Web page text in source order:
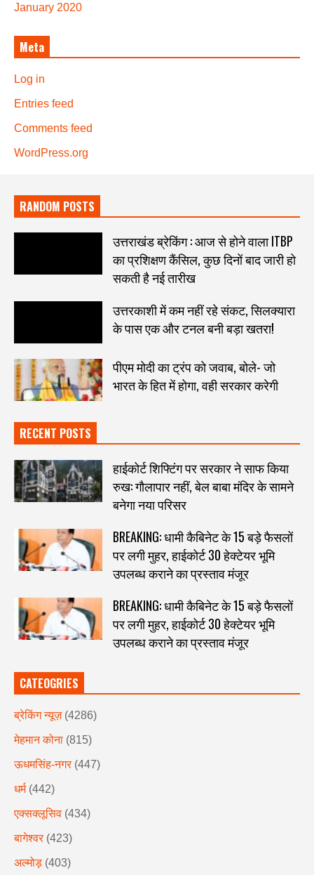
January 2020
Meta
Log in
Entries feed
Comments feed
WordPress.org
RANDOM POSTS
उत्तराखंड ब्रेकिंग : आज से होने वाला ITBP
का प्रशिक्षण कैंसिल, कुछ दिनों बाद जारी हो
सकती है नई तारीख
उत्तरकाशी में कम नहीं रहे संकट, सिलक्यारा
के पास एक और टनल बनी बड़ा खतरा!
पीएम मोदी का ट्रंप को जवाब, बोले- जो
भारत के हित में होगा, वही सरकार करेगी
RECENT POSTS
हाईकोर्ट शिफ्टिंग पर सरकार ने साफ किया
रुख: गौलापार नहीं, बेल बाबा मंदिर के सामने
बनेगा नया परिसर
BREAKING: धामी कैबिनेट के 15 बड़े फैसलों
पर लगी मुहर, हाईकोर्ट 30 हेक्टेयर भूमि
उपलब्ध कराने का प्रस्ताव मंजूर
BREAKING: धामी कैबिनेट के 15 बड़े फैसलों
पर लगी मुहर, हाईकोर्ट 30 हेक्टेयर भूमि
उपलब्ध कराने का प्रस्ताव मंजूर
CATEOGRIES
ब्रेकिंग न्यूज़ (4286)
मेहमान कोना (815)
ऊधमसिंह-नगर (447)
धर्म (442)
एक्सक्लूसिव (434)
बागेश्वर (423)
अल्मोड़ (403)